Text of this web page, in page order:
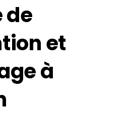
de
et
à